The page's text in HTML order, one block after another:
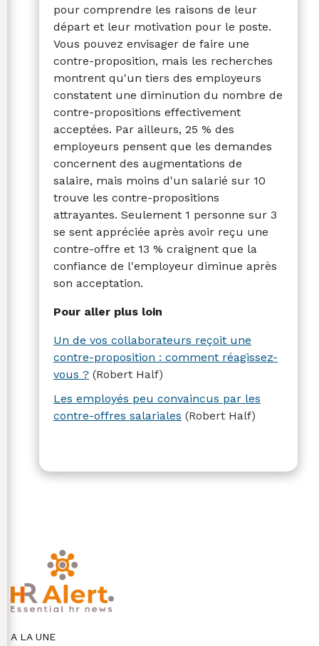
pour comprendre les raisons de leur
départ et leur motivation pour le poste.
Vous pouvez envisager de faire une
contre-proposition, mais les recherches
montrent qu'un tiers des employeurs
constatent une diminution du nombre de
contre-propositions effectivement
acceptées. Par ailleurs, 25 % des
employeurs pensent que les demandes
concernent des augmentations de
salaire, mais moins d'un salarié sur 10
trouve les contre-propositions
attrayantes. Seulement 1 personne sur 3
se sent appréciée après avoir reçu une
contre-offre et 13 % craignent que la
confiance de l'employeur diminue après
son acceptation.
Pour aller plus loin
Un de vos collaborateurs reçoit une
contre-proposition : comment réagissez-
vous ? (Robert Half)
Les employés peu convaincus par les
contre-offres salariales (Robert Half)
A LA UNE